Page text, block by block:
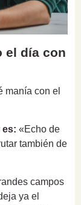
el día con
manía con el
es: «Echo de
también de
campos
ya el